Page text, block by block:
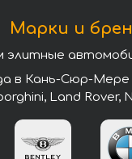
Марки и
в Кань-Сюр-Мере
Land Rover,